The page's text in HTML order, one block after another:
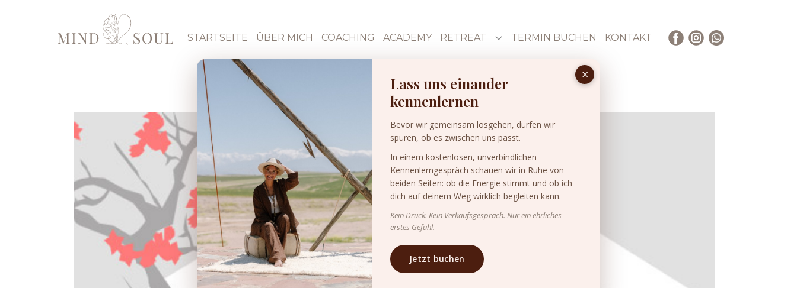
STARTSEITE ÜBER MICH COACHING ACADEMY RETREAT TERMIN BUCHEN KONTAKT
Lass uns einander
kennenlernen
Bevor wir gemeinsam losgehen, dürfen wir
spüren, ob es zwischen uns passt.
In einem kostenlosen, unverbindlichen
Kennenlerngespräch schauen wir in Ruhe von
beiden Seiten: ob die Energie stimmt und ob ich
dich auf deinem Weg wirklich begleiten kann.
Kein Druck. Kein Verkaufsgespräch. Nur ein ehrliches
erstes Gefühl.
Jetzt buchen